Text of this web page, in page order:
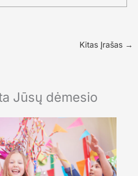
Kitas Įrašas →
Jūsų dėmesio